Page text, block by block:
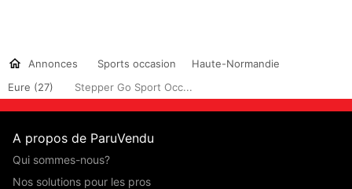
Annonces Sports occasion
Haute-Normandie
Eure (27)
Stepper Go Sport Occ...
A propos de ParuVendu
Qui sommes-nous?
Nos solutions pour les pros